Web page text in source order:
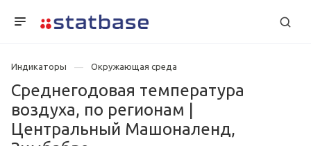
Индикаторы Окружающая среда
Среднегодовая температура
воздуха, по регионам |
Центральный Машоналенд,